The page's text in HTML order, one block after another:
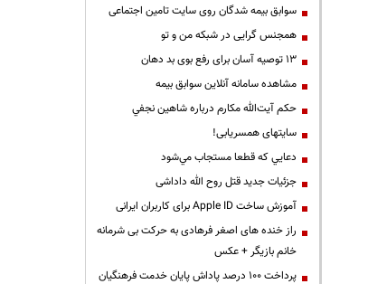
سوابق بیمه شدگان روی سایت تامین اجتماعی
همجنس گرایی در شبکه من و تو
13 توصیه آسان برای رفع بوی بد دهان
مشاهده سامانه آنلاين سوابق بیمه
حكم آيت‌الله مكارم درباره شاهين نجفي
سایتهای همسریابی!
دعايي كه قطعا مستجاب مي‌شود
جزئیات جدید قتل روح الله داداشی
آموزش ساخت Apple ID برای کاربران ایرانی
راز خنده های اصغر فرهادی به حرکت بی شرمانه
خانم بازیگر + عکس
پرداخت ۱۰۰ درصد پاداش پایان خدمت فرهنگیان